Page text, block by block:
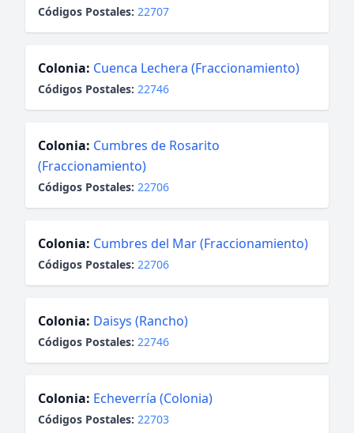
Códigos Postales: 22707
Colonia: Cuenca Lechera (Fraccionamiento)
Códigos Postales: 22746
Colonia: Cumbres de Rosarito
(Fraccionamiento)
Códigos Postales: 22706
Colonia: Cumbres del Mar (Fraccionamiento)
Códigos Postales: 22706
Colonia: Daisys (Rancho)
Códigos Postales: 22746
Colonia: Echeverría (Colonia)
Códigos Postales: 22703